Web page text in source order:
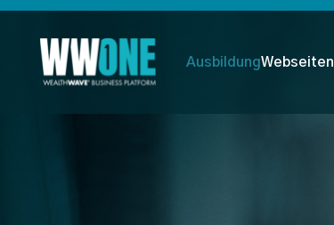
AusbildungWebseiten